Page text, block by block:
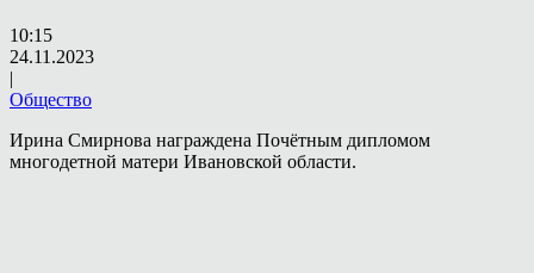
10:15
24.11.2023
|
Общество
Ирина Смирнова награждена Почётным дипломом
многодетной матери Ивановской области.